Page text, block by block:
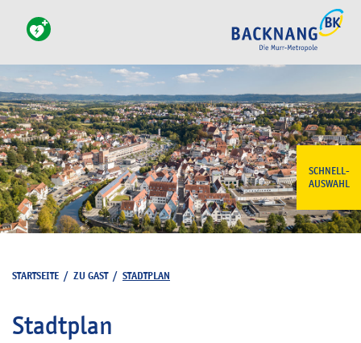
SCHNELL-
AUSWAHL
STARTSEITE / ZU GAST/ STADTPLAN
Stadtplan